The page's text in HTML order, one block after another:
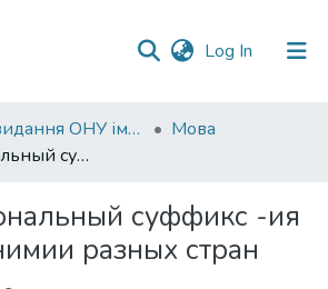
Log In (current)
Наукові видання ОНУ імені І. І. Мечникова
Мова
Интернациональный суффикс -ия (-ia) в топонимии разных стран
суффикс -ия
разных стран